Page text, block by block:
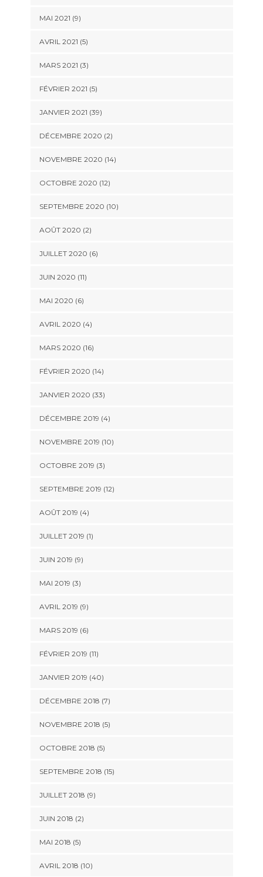
MAI 2021 (9)
AVRIL 2021 (5)
MARS 2021 (3)
FÉVRIER 2021 (5)
JANVIER 2021 (39)
DÉCEMBRE 2020 (2)
NOVEMBRE 2020 (14)
OCTOBRE 2020 (12)
SEPTEMBRE 2020 (10)
AOÛT 2020 (2)
JUILLET 2020 (6)
JUIN 2020 (11)
MAI 2020 (6)
AVRIL 2020 (4)
MARS 2020 (16)
FÉVRIER 2020 (14)
JANVIER 2020 (33)
DÉCEMBRE 2019 (4)
NOVEMBRE 2019 (10)
OCTOBRE 2019 (3)
SEPTEMBRE 2019 (12)
AOÛT 2019 (4)
JUILLET 2019 (1)
JUIN 2019 (9)
MAI 2019 (3)
AVRIL 2019 (9)
MARS 2019 (6)
FÉVRIER 2019 (11)
JANVIER 2019 (40)
DÉCEMBRE 2018 (7)
NOVEMBRE 2018 (5)
OCTOBRE 2018 (5)
SEPTEMBRE 2018 (15)
JUILLET 2018 (9)
JUIN 2018 (2)
MAI 2018 (5)
AVRIL 2018 (10)